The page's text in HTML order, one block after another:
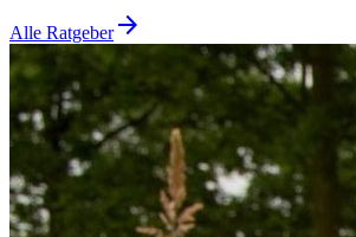
Alle Ratgeberarrow_forward